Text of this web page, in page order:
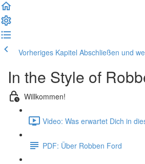
Vorheriges Kapitel Abschließen und
In the Style of
Willkommen!
Video: Was erwartet Dich in
PDF: Über Robben Ford